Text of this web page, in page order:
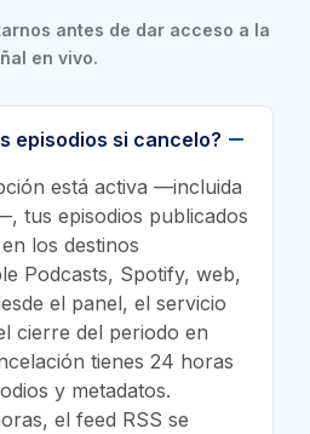
antes de dar acceso a la
en vivo.
episodios si cancelo?
está activa —incluida
tus episodios publicados
los destinos
Podcasts, Spotify, web,
el panel, el servicio
cierre del periodo en
tienes 24 horas
y metadatos.
el feed RSS se